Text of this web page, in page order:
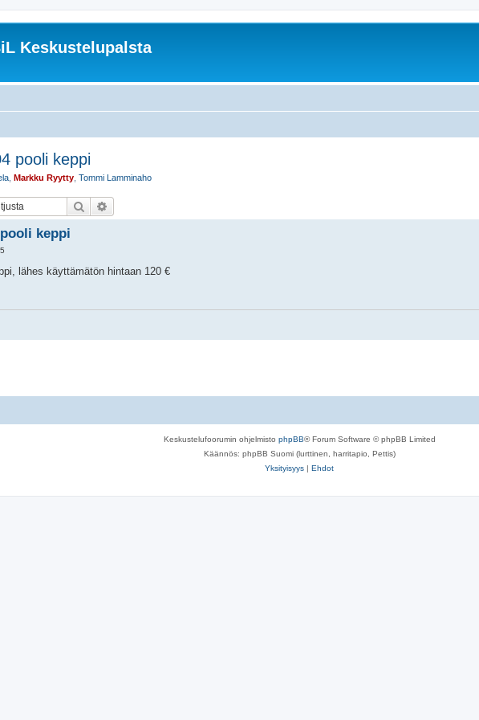
Keskustelupalsta
pooli keppi
Markku Ryytty Tommi Lamminaho
Etsi
keppi
lähes käyttämätön hintaan 120 €
Keskustelufoorumin ohjelmisto phpBB® Forum Software © phpBB Limited
Käännös: phpBB Suomi (lurttinen, harritapio, Pettis)
Yksityisyys | Ehdot